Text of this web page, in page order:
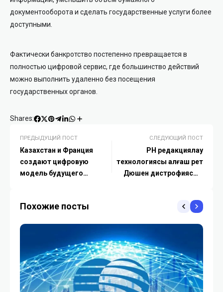
документооборота и сделать государственные услуги более
доступными.
Фактически банкротство постепенно превращается в
полностью цифровой сервис, где большинство действий
можно выполнить удаленно без посещения
государственных органов.
Shares:
ПРЕДЫДУЩИЙ ПОСТ
Казахстан и Франция
создают цифровую
модель будущего
СЛЕДУЮЩИЙ ПОСТ
РНҚ редакциялау
технологиясы алғаш рет
Дюшен дистрофиясын
Похожие посты